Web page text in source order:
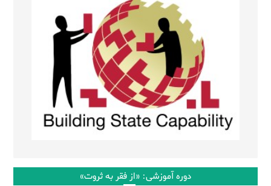
دوره آموزشی: «از فقر به ثروت»